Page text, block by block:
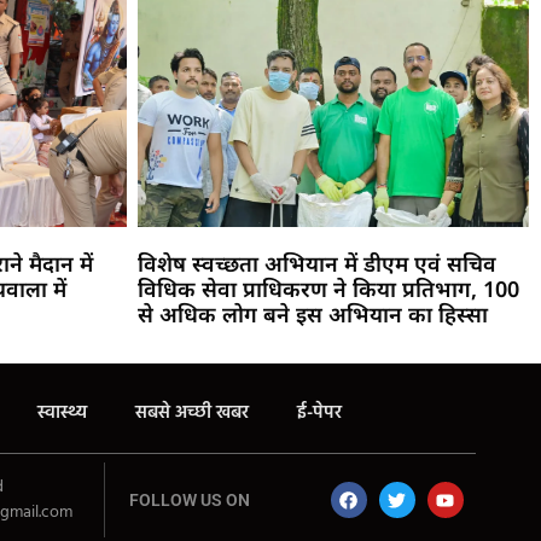
मैदान में
में
विशेष स्वच्छता अभियान में डीएम एवं सचिव
विधिक सेवा प्राधिकरण ने किया प्रतिभाग, 100
से अधिक लोग बने इस अभियान का हिस्सा
स्वास्थ्य सबसे अच्छी खबर ई-पेपर
FOLLOW US ON